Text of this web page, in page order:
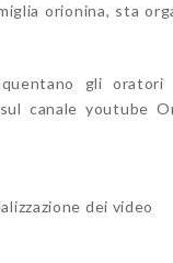
orionina, sta
gli oratori
canale youtube
dei video